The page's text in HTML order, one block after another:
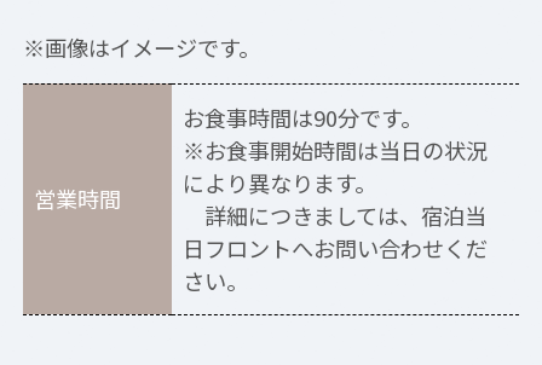
※画像はイメージです。
営業時間
お食事時間は90分です。
※お食事開始時間は当日の状況
により異なります。
詳細につきましては、宿泊当
日フロントへお問い合わせくだ
さい。